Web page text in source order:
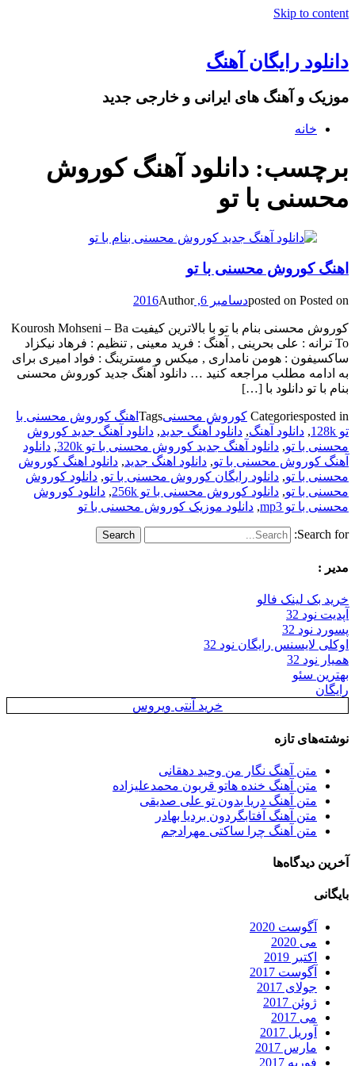
Skip to content
دانلود رایگان آهنگ
موزیک و آهنگ های ایرانی و خارجی جدید
خانه
برچسب: دانلود آهنگ کوروش
محسنی با تو
اهنگ کوروش محسنی با تو
posted on Posted on دسامبر 6, 2016 Author
کوروش محسنی بنام با تو با بالاترین کیفیت Kourosh Mohseni – Ba
To ترانه : علی بحرینی , آهنگ : فرید معینی , تنظیم : فرهاد نیکزاد
ساکسیفون : هومن نامداری , میکس و مسترینگ : فواد امیری برای
به ادامه مطلب مراجعه کنید … دانلود آهنگ جدید کوروش محسنی
بنام با تو دانلود با […]
Categoriesposted in کوروش محسنیTags اهنگ کوروش محسنی با
تو 128k
, دانلود آهنگ, دانلود آهنگ جدید, دانلود آهنگ جدید کوروش
محسنی با تو, دانلود آهنگ جدید کوروش محسنی با تو 320k , دانلود
آهنگ کوروش محسنی با تو, دانلود اهنگ جدید, دانلود اهنگ کوروش
محسنی با تو, دانلود رایگان کوروش محسنی با تو, دانلود کوروش
محسنی با تو, دانلود کوروش محسنی با تو 256k , دانلود کوروش
محسنی با تو mp3
, دانلود موزیک کوروش محسنی با تو
Search for:
مدیر :
خرید بک لینک فالو
آپدیت نود 32
پسورد نود 32
اوکلی لایسنس رایگان نود 32
همیار نود 32
بهترین سئو
رایگان
خرید آنتی ویروس
نوشته‌های تازه
متن آهنگ نگار من وحید دهقانی
متن آهنگ خنده هاتو قربون محمدعلیزاده
متن آهنگ دریا بدون تو علی صدیقی
متن آهنگ آفتابگردون بردیا بهادر
متن آهنگ چرا ساکتی مهرادجم
آخرین دیدگاه‌ها
بایگانی
آگوست 2020
می 2020
اکتبر 2019
آگوست 2017
جولای 2017
ژوئن 2017
می 2017
آوریل 2017
مارس 2017
فوریه 2017